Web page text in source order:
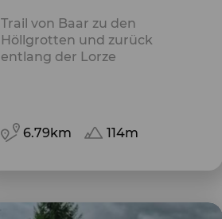
Trail von Baar zu den
Höllgrotten und zurück
entlang der Lorze
6.79km 114m